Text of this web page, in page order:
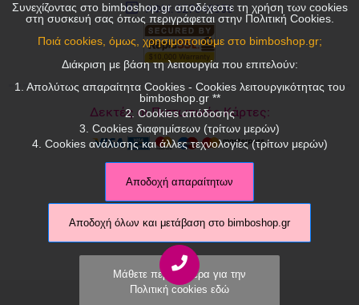
Συνεχίζοντας στο bimboshop.gr αποδέχεστε τη χρήση των cookies
στη συσκευή σας όπως περιγράφεται στην Πολιτική Cookies.
Ποιά cookies, όμως, χρησιμοποιούμε στο bimboshop.gr;
Διάκριση με βάση τη λειτουργία που επιτελούν:
1. Απολύτως απαραίτητα Cookies - Cookies λειτουργικότητας του
bimboshop.gr **
2. Cookies απόδοσης
3. Cookies διαφημίσεων (τρίτων μερών)
4. Cookies ανάλυσης και άλλες τεχνολογίες (τρίτων μερών)
Αποδοχή απαραίτητων
Αποδοχή όλων και μετάβαση στο bimboshop.gr
Μάθετε περισσότερα για την
Πολιτική cookies εδώ
ΑΦΜ: 027848350
Δεκτές οι Πιστωτικές Κάρτες:
© 2026 bimboshop.gr